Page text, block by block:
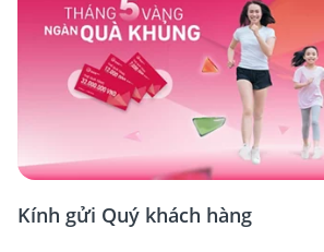
Kính gửi Quý khách hàng